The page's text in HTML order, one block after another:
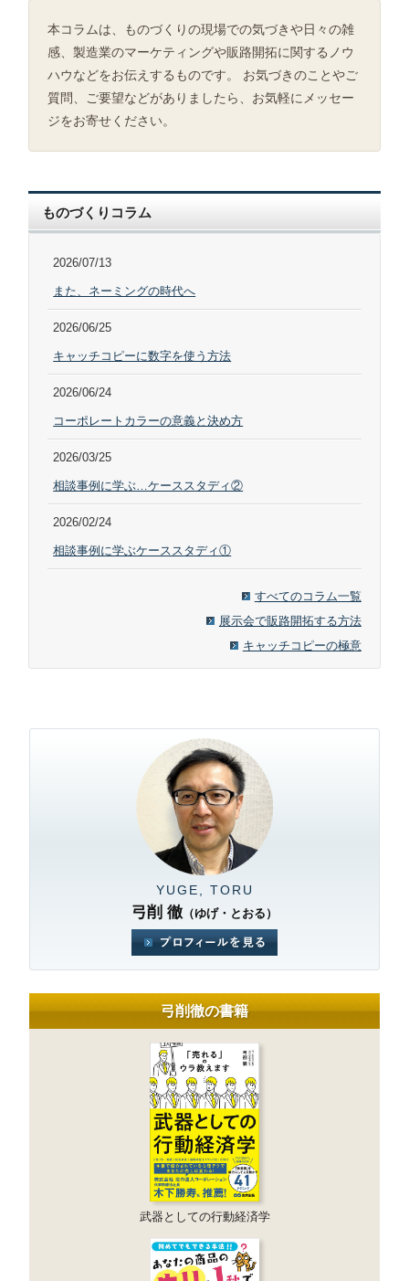
本コラムは、ものづくりの現場での気づきや日々の雑
感、製造業のマーケティングや販路開拓に関するノウ
ハウなどをお伝えするものです。 お気づきのことやご
質問、ご要望などがありましたら、お気軽にメッセー
ジをお寄せください。
ものづくりコラム
2026/07/13
また、ネーミングの時代へ
2026/06/25
キャッチコピーに数字を使う方法
2026/06/24
コーポレートカラーの意義と決め方
2026/03/25
相談事例に学ぶ…ケーススタディ②
2026/02/24
相談事例に学ぶケーススタディ①
すべてのコラム一覧
展示会で販路開拓する方法
キャッチコピーの極意
YUGE, TORU
弓削 徹 （ゆげ・とおる）
弓削徹の書籍
武器としての行動経済学